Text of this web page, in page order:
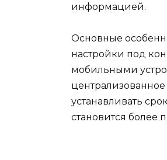
информацией.
Основные
настройки под
мобильными
устанавливать
становится более